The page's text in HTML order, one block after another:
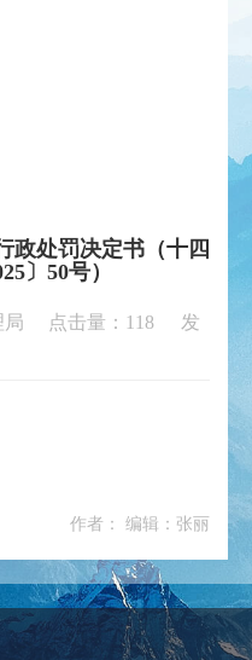
政处罚决定书（十四
〕50号）
局 点击量： 118
发
作者： 编辑：张丽